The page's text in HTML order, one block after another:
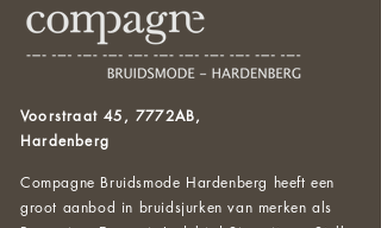
Voorstraat 45, 7772AB,
Hardenberg
Compagne Bruidsmode Hardenberg heeft een
groot aanbod in bruidsjurken van merken als